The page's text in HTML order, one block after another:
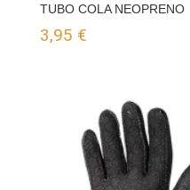
TUBO COLA NEOPRENO
3,95 €